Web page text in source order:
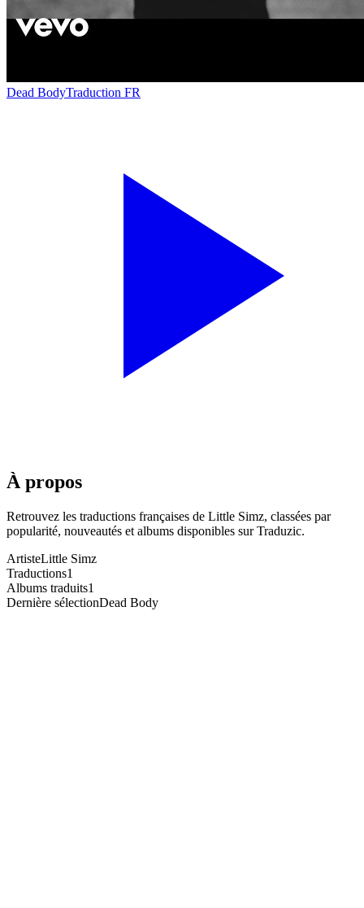
Dead BodyTraduction FR
À propos
Retrouvez les traductions françaises de Little Simz, classées par
popularité, nouveautés et albums disponibles sur Traduzic.
ArtisteLittle Simz
Traductions1
Albums traduits1
Dernière sélectionDead Body